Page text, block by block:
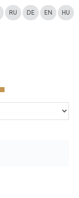
RU DE EN HU